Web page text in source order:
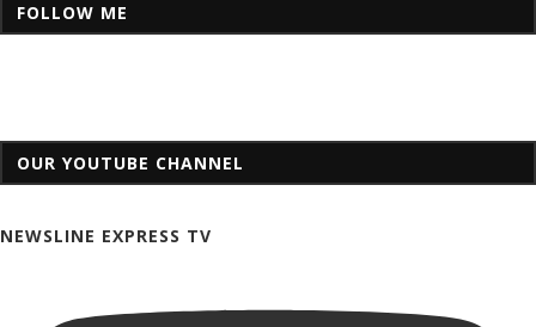
FOLLOW ME
OUR YOUTUBE CHANNEL
NEWSLINE EXPRESS TV